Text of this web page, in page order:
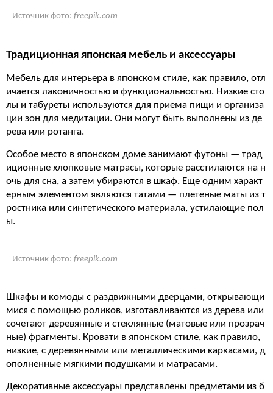
Источник фото: freepik.com
Традиционная японская мебель и аксессуары
Мебель для интерьера в японском стиле, как правило, отл
ичается лаконичностью и функциональностью. Низкие сто
лы и табуреты используются для приема пищи и организа
ции зон для медитации. Они могут быть выполнены из де
рева или ротанга.
Особое место в японском доме занимают футоны — трад
иционные хлопковые матрасы, которые расстилаются на н
очь для сна, а затем убираются в шкаф. Еще одним характ
ерным элементом являются татами — плетеные маты из т
ростника или синтетического материала, устилающие пол
ы.
Источник фото: freepik.com
Шкафы и комоды с раздвижными дверцами, открывающи
мися с помощью роликов, изготавливаются из дерева или
сочетают деревянные и стеклянные (матовые или прозрач
ные) фрагменты. Кровати в японском стиле, как правило,
низкие, с деревянными или металлическими каркасами, д
ополненные мягкими подушками и матрасами.
Декоративные аксессуары представлены предметами из б